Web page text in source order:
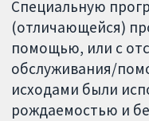
Специальную
(отличающейся)
помощью, или с
обслуживания/
исходами были
рождаемостью и